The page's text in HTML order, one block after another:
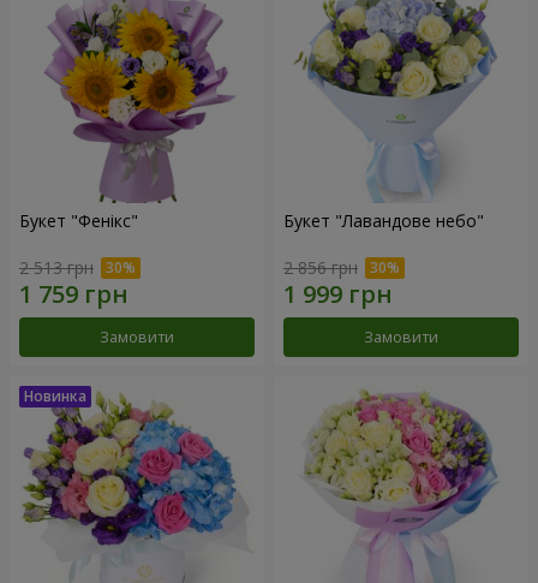
Букет "Фенікс"
2 513 грн
Замовити
Букет "Лавандове небо"
2 856 грн
Замовити